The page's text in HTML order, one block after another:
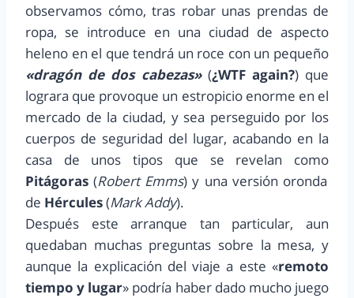
observamos cómo, tras robar unas prendas de
ropa, se introduce en una ciudad de aspecto
heleno en el que tendrá un roce con un pequeño
«dragón de dos cabezas»(¿WTF again?) que
lograra que provoque un estropicio enorme en el
mercado de la ciudad, y sea perseguido por los
cuerpos de seguridad del lugar, acabando en la
casa de unos tipos que se revelan como
Pitágoras (Robert Emms) y una versión oronda
de Hércules(Mark Addy).
Después este arranque tan particular, aun
quedaban muchas preguntas sobre la mesa, y
aunque la explicación del viaje a este «remoto
tiempo y lugar» podría haber dado mucho juego